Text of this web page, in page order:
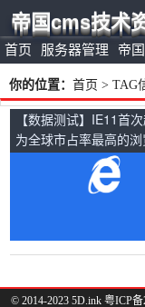
首页 服务器管理 帝
帝国cms技术
你的位置： 首页 > TAG
【数据测试】IE11首
为全球市占率最高的
© 2014-2023 5D.ink 粤ICP备